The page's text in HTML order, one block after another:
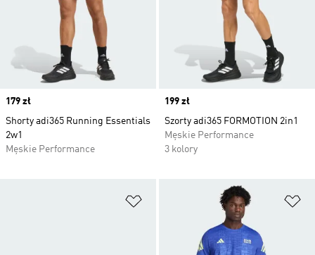
Price
179 zł
Shorty adi365 Running Essentials
2w1
Męskie Performance
Price
199 zł
Szorty adi365 FORMOTION 2in1
Męskie Performance
3 kolory
Dodaj do listy życzeń